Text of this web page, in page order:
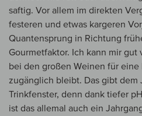
saftig. Vor allem im direkten
festeren und etwas kargeren
Quantensprung in Richtung
Gourmetfaktor. Ich kann mir
bei den großen Weinen für
zugänglich bleibt. Das gibt
Trinkfenster, denn dank tiefer
ist das allemal auch ein